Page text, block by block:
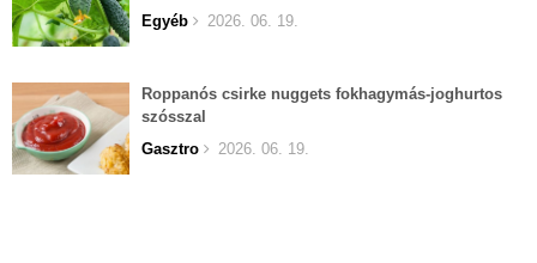
Egyéb
2026. 06. 19.
Roppanós csirke nuggets fokhagymás-joghurtos
szósszal
Gasztro
2026. 06. 19.